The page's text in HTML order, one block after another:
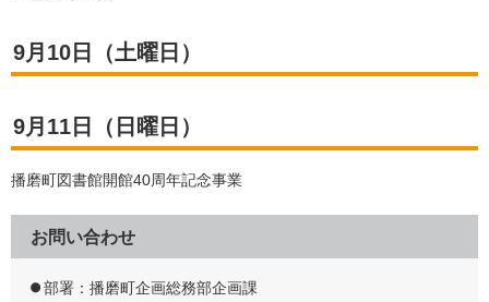
9月10日（土曜日）
9月11日（日曜日）
播磨町図書館開館40周年記念事業
お問い合わせ
部署：播磨町企画総務部企画課